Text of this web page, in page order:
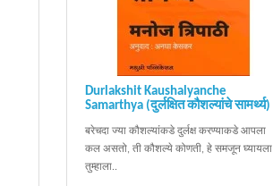
Durlakshit Kaushalyanche
Samarthya (दुर्लक्षित कौशल्यांचे सामर्थ्य)
बरेचदा ज्या कौशल्यांकडे दुर्लक्ष करण्याकडे आपला
कल असतो, ती कौशल्ये कोणती, हे समजून घ्यायला
तुम्हाला..